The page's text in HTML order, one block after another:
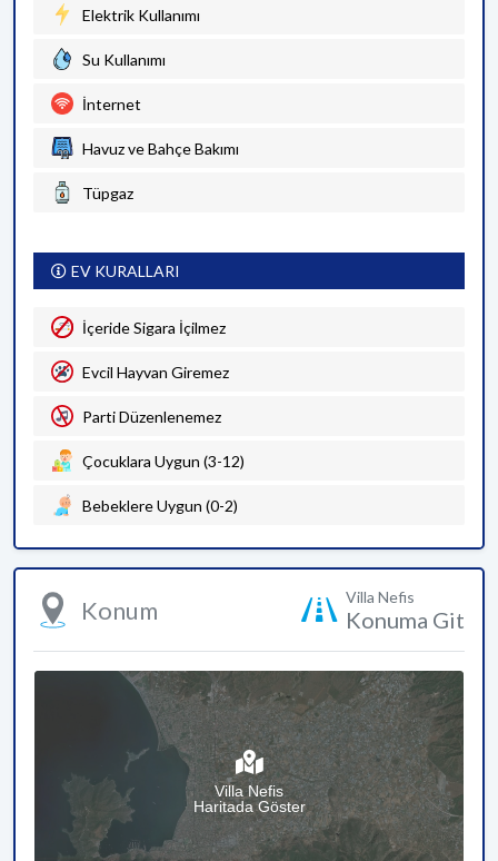
Elektrik Kullanımı
Su Kullanımı
İnternet
Havuz ve Bahçe Bakımı
Tüpgaz
EV KURALLARI
İçeride Sigara İçilmez
Evcil Hayvan Giremez
Parti Düzenlenemez
Çocuklara Uygun (3-12)
Bebeklere Uygun (0-2)
Konum Villa Nefis
Konuma Git
Villa Nefis
Haritada Göster